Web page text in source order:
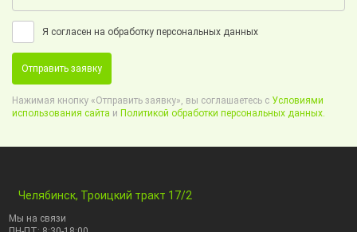
Я согласен на обработку персональных данных
Отправить заявку
Нажимая кнопку «Отправить заявку», вы соглашаетесь с Условиями
использования сайта и Политикой обработки персональных данных.
Челябинск, Троицкий тракт 17/2
Мы на связи